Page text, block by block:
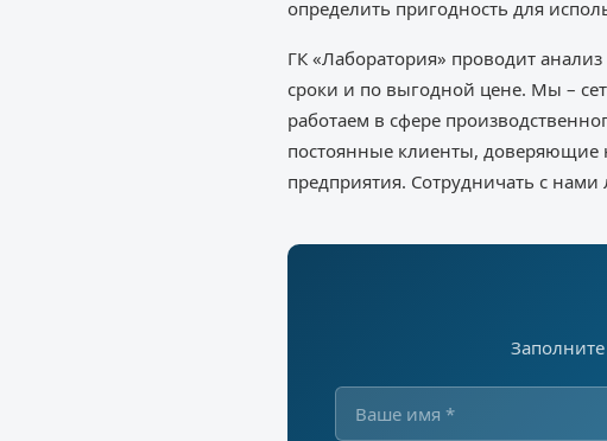
определить пригодность для
ГК «Лаборатория» проводит
сроки и по выгодной цене. Мы –
работаем в сфере
постоянные клиенты, доверяющие
предприятия. Сотрудничать с нами